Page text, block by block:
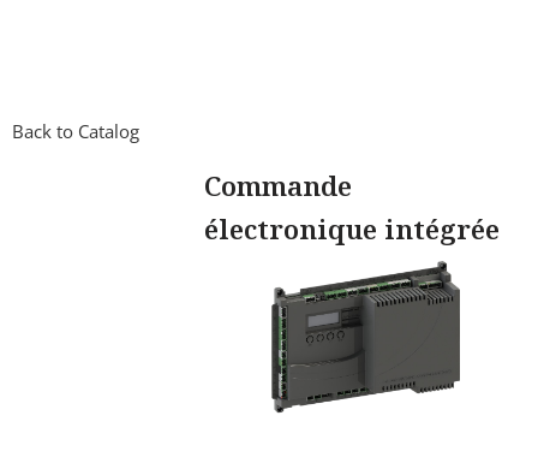
Back to Catalog
Commande
électronique intégrée